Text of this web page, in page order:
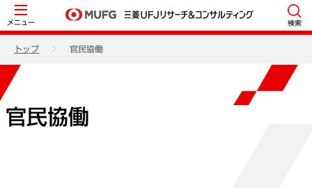
メニュー 検索
トップ 官民協働
官民協働